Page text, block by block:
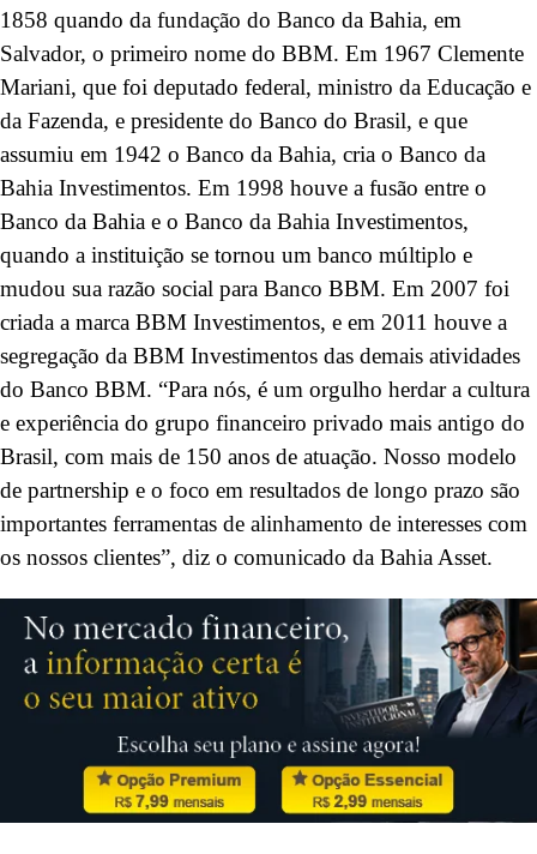
1858 quando da fundação do Banco da Bahia, em
Salvador, o primeiro nome do BBM. Em 1967 Clemente
Mariani, que foi deputado federal, ministro da Educação e
da Fazenda, e presidente do Banco do Brasil, e que
assumiu em 1942 o Banco da Bahia, cria o Banco da
Bahia Investimentos. Em 1998 houve a fusão entre o
Banco da Bahia e o Banco da Bahia Investimentos,
quando a instituição se tornou um banco múltiplo e
mudou sua razão social para Banco BBM. Em 2007 foi
criada a marca BBM Investimentos, e em 2011 houve a
segregação da BBM Investimentos das demais atividades
do Banco BBM. “Para nós, é um orgulho herdar a cultura
e experiência do grupo financeiro privado mais antigo do
Brasil, com mais de 150 anos de atuação. Nosso modelo
de partnership e o foco em resultados de longo prazo são
importantes ferramentas de alinhamento de interesses com
os nossos clientes”, diz o comunicado da Bahia Asset.